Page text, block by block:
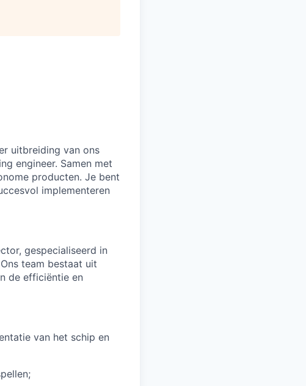
uitbreiding van ons
engineer. Samen met
producten. Je bent
implementeren
gespecialiseerd in
team bestaat uit
de efficiëntie en
van het schip en